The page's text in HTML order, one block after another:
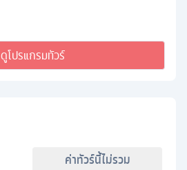
ดูโปรแกรมทัวร์
ค่าทัวร์นี้ไม่รวม